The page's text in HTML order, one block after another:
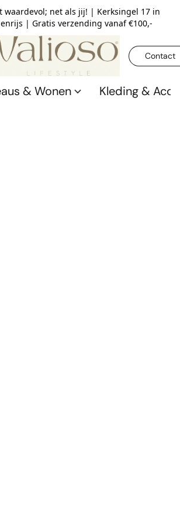
waardevol; net als jij! | Kerksingel 17 in
| Gratis verzending vanaf €100,-
Contact
& Wonen Kleding &